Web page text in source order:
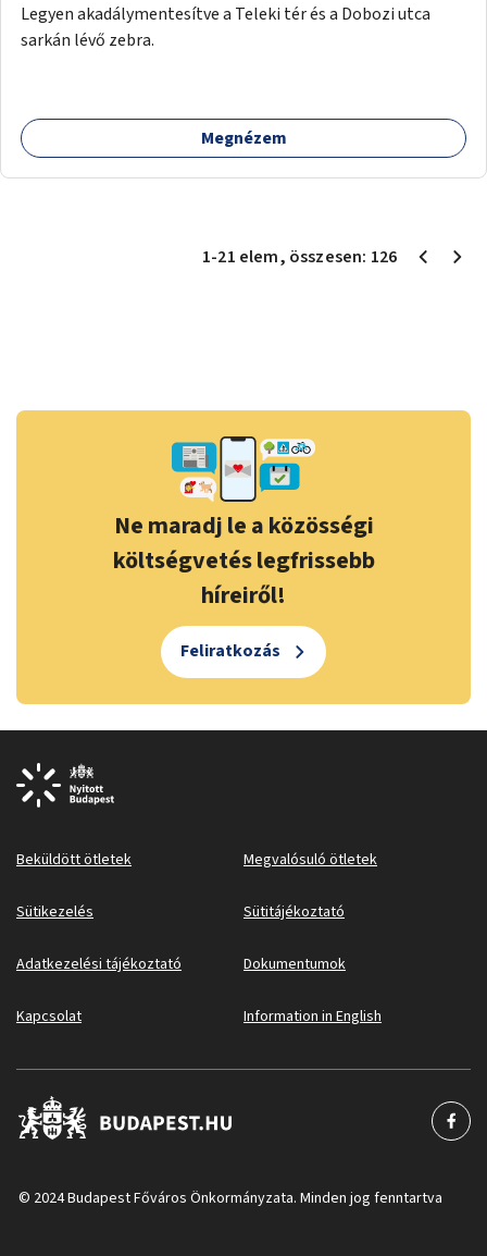
Legyen akadálymentesítve a Teleki tér és a Dobozi utca
sarkán lévő zebra.
Megnézem
1-21 elem, összesen: 126
Ne maradj le a közösségi
költségvetés legfrissebb
híreiről!
Feliratkozás
Beküldött ötletek Megvalósuló ötletek
Sütikezelés Sütitájékoztató
Adatkezelési tájékoztató Dokumentumok
Kapcsolat Information in English
© 2024 Budapest Főváros Önkormányzata. Minden jog fenntartva